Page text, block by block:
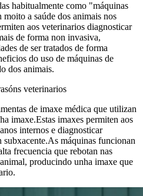
habitualmente como "máquinas
a saúde dos animais nos
aos veterinarios diagnosticar
de forma non invasiva,
de ser tratados de forma
do uso de máquinas de
dos animais.
veterinarios
de imaxe médica que utilizan
imaxe.Estas imaxes permiten aos
internos e diagnosticar
máquinas funcionan
frecuencia que rebotan nas
producindo unha imaxe que